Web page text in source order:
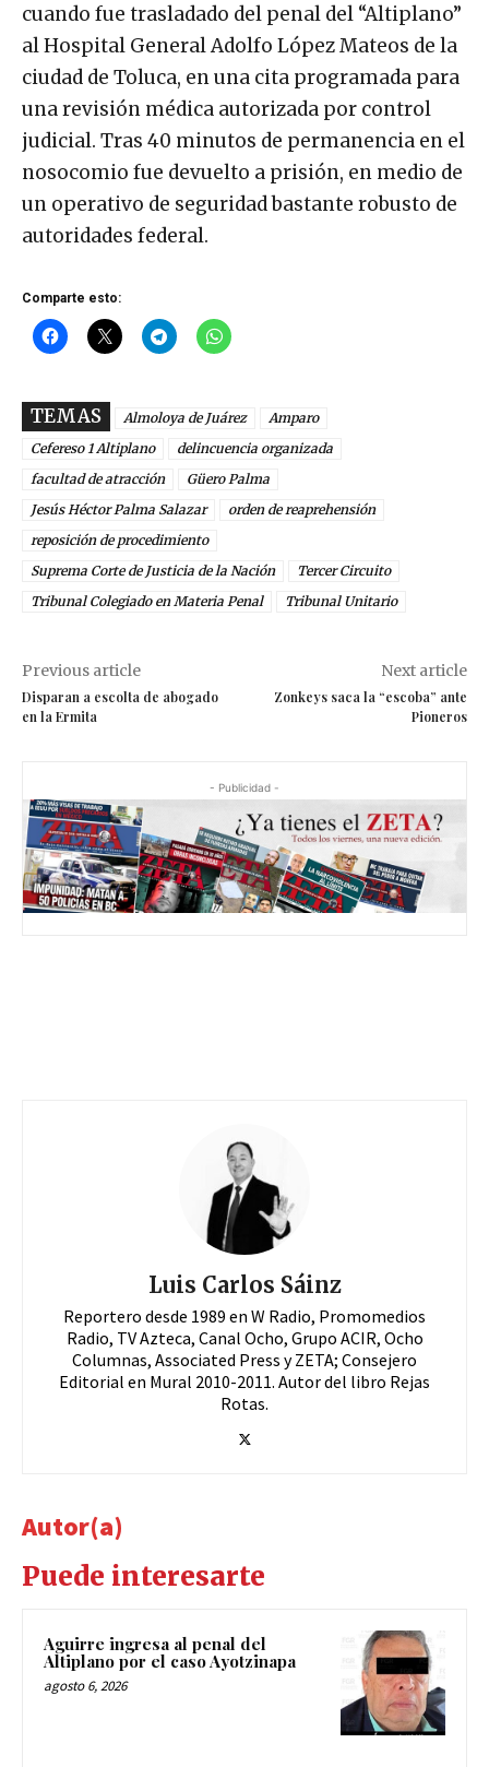
cuando fue trasladado del penal del “Altiplano”
al Hospital General Adolfo López Mateos de la
ciudad de Toluca, en una cita programada para
una revisión médica autorizada por control
judicial. Tras 40 minutos de permanencia en el
nosocomio fue devuelto a prisión, en medio de
un operativo de seguridad bastante robusto de
autoridades federal.
Comparte esto:
TEMAS Almoloya de Juárez
Amparo
Cefereso 1 Altiplano
delincuencia organizada
facultad de atracción
Güero Palma
Jesús Héctor Palma Salazar
orden de reaprehensión
reposición de procedimiento
Suprema Corte de Justicia de la Nación
Tercer Circuito
Tribunal Colegiado en Materia Penal
Tribunal Unitario
Previous article
Disparan a escolta de abogado
en la Ermita
Next article
Zonkeys saca la “escoba” ante
Pioneros
- Publicidad -
Luis Carlos Sáinz
Reportero desde 1989 en W Radio, Promomedios
Radio, TV Azteca, Canal Ocho, Grupo ACIR, Ocho
Columnas, Associated Press y ZETA; Consejero
Editorial en Mural 2010-2011. Autor del libro Rejas
Rotas.
Autor(a)
Puede interesarte
Aguirre ingresa al penal del
Altiplano por el caso Ayotzinapa
agosto 6, 2026